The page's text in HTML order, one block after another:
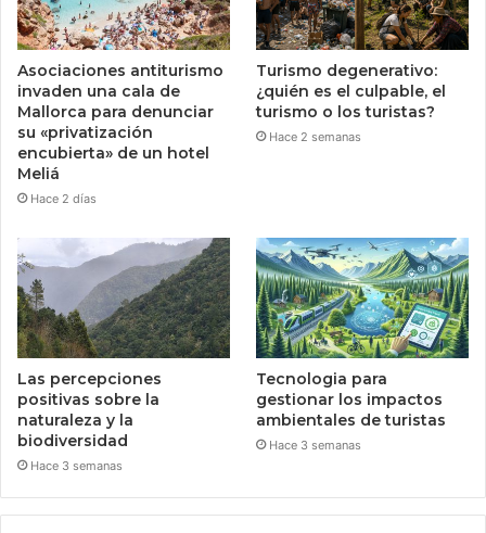
Asociaciones antiturismo
invaden una cala de
Mallorca para denunciar
su «privatización
encubierta» de un hotel
Meliá
Hace 2 días
Turismo degenerativo:
¿quién es el culpable, el
turismo o los turistas?
Hace 2 semanas
Las percepciones
positivas sobre la
naturaleza y la
biodiversidad
Hace 3 semanas
Tecnologia para
gestionar los impactos
ambientales de turistas
Hace 3 semanas